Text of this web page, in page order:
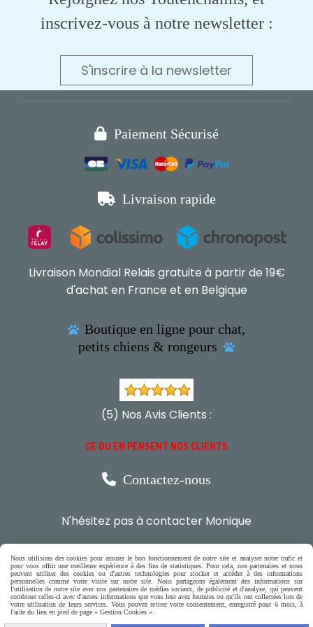
inscrivez-vous à notre newsletter :
S'inscrire à la newsletter
 Paiement Sécurisé
 Livraison rapide
Livraison Mondial Relais gratuite à partir de 19€
d'achat en France et en Belgique
 Boutique en ligne pour chat,
petits chiens & rongeurs

(5) Nos Avis Clients :
CE QU'EN PENSENT NOS CLIENTS
 Contactez-nous
N'hésitez pas à contacter Monique
0618321265
ou par message
Nous utilisons des cookies pour assurer le bon fonctionnement de notre site et analyser notre trafic et
pour vous offrir une meilleure expérience à des fins de statistiques. Pour cela, nos partenaires et nous
peuvent utiliser des cookies ou d'autres technologies pour stocker et accéder à des informations
personnelles comme votre visite sur notre site. Nous partageons également des informations sur
l'utilisation de notre site avec nos partenaires de médias sociaux, de publicité et d'analyse, qui peuvent
combiner celles-ci avec d'autres informations que vous leur avez fournies ou qu'ils ont collectées lors de
votre utilisation de leurs services. Vous pouvez retirer votre consentement, enregistré pour 6 mois, à
l'aide du lien en pied de page « Gestion Cookies ».